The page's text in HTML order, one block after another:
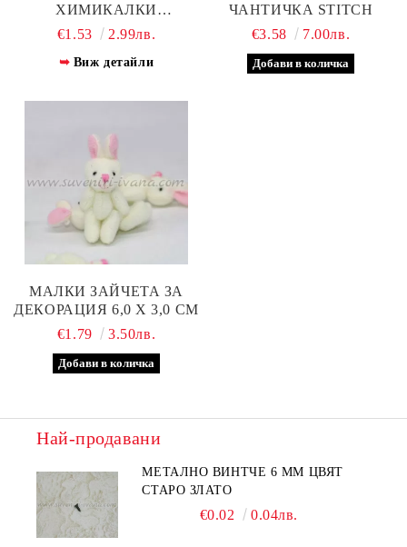
ХИМИКАЛКИ
ДИНОЗАВЪРЧЕ
€1.53 2.99лв.
Виж детайли
ЧАНТИЧКА STITCH
€3.58
7.00лв.
МАЛКИ ЗАЙЧЕТА ЗА
ДЕКОРАЦИЯ 6,0 Х 3,0 СМ
€1.79
3.50лв.
Най-продавани
МЕТАЛНО ВИНТЧЕ 6 ММ ЦВЯТ
СТАРО ЗЛАТО
€0.02 0.04лв.